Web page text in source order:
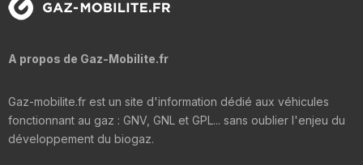
A propos de Gaz-Mobilite.fr
Gaz-mobilite.fr est un site d'information dédié aux véhicules
fonctionnant au gaz : GNV, GNL et GPL... sans oublier l'enjeu du
développement du biogaz.